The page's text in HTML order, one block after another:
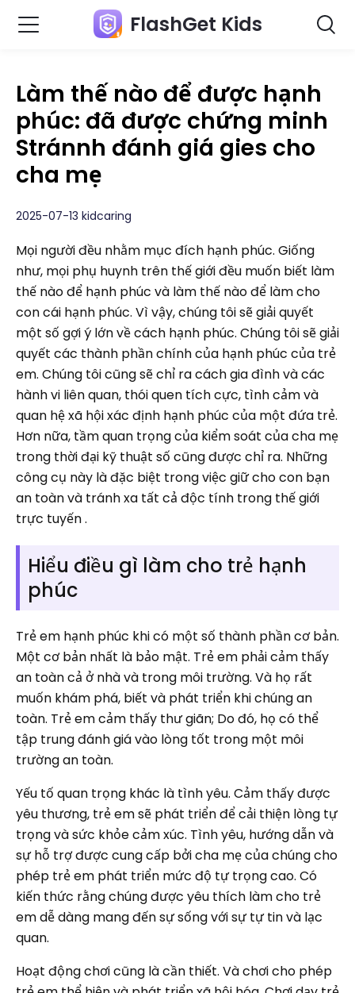
FlashGet Kids
Làm thế nào để được hạnh
phúc: đã được chứng minh
Stránnh đánh giá gies cho
cha mẹ
2025-07-13 kidcaring
Mọi người đều nhằm mục đích hạnh phúc. Giống
như, mọi phụ huynh trên thế giới đều muốn biết làm
thế nào để hạnh phúc và làm thế nào để làm cho
con cái hạnh phúc. Vì vậy, chúng tôi sẽ giải quyết
một số gợi ý lớn về cách hạnh phúc. Chúng tôi sẽ giải
quyết các thành phần chính của hạnh phúc của trẻ
em. Chúng tôi cũng sẽ chỉ ra cách gia đình và các
hành vi liên quan, thói quen tích cực, tình cảm và
quan hệ xã hội xác định hạnh phúc của một đứa trẻ.
Hơn nữa, tầm quan trọng của kiểm soát của cha mẹ
trong thời đại kỹ thuật số cũng được chỉ ra. Những
công cụ này là đặc biệt trong việc giữ cho con bạn
an toàn và tránh xa tất cả độc tính trong thế giới
trực tuyến .
Hiểu điều gì làm cho trẻ hạnh
phúc
Trẻ em hạnh phúc khi có một số thành phần cơ bản.
Một cơ bản nhất là bảo mật. Trẻ em phải cảm thấy
an toàn cả ở nhà và trong môi trường. Và họ rất
muốn khám phá, biết và phát triển khi chúng an
toàn. Trẻ em cảm thấy thư giãn; Do đó, họ có thể
tập trung đánh giá vào lòng tốt trong một môi
trường an toàn.
Yếu tố quan trọng khác là tình yêu. Cảm thấy được
yêu thương, trẻ em sẽ phát triển để cải thiện lòng tự
trọng và sức khỏe cảm xúc. Tình yêu, hướng dẫn và
sự hỗ trợ được cung cấp bởi cha mẹ của chúng cho
phép trẻ em phát triển mức độ tự trọng cao. Có
kiến thức rằng chúng được yêu thích làm cho trẻ
em dễ dàng mang đến sự sống với sự tự tin và lạc
quan.
Hoạt động chơi cũng là cần thiết. Và chơi cho phép